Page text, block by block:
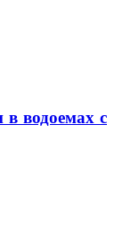
водоемах с